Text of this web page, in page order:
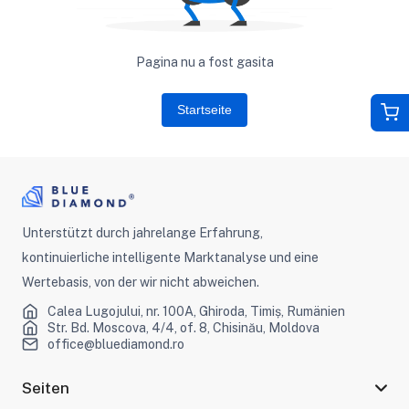
Pagina nu a fost gasita
Startseite
Unterstützt durch jahrelange Erfahrung,
kontinuierliche intelligente Marktanalyse und eine
Wertebasis, von der wir nicht abweichen.
Calea Lugojului, nr. 100A, Ghiroda, Timiș, Rumänien
Str. Bd. Moscova, 4/4, of. 8, Chisinău, Moldova
office@bluediamond.ro
Seiten